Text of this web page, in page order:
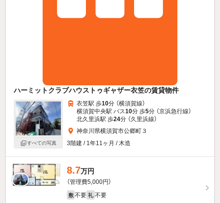
ハーミットクラブハウストゥギャザー衣笠の賃貸物件
すべての写真
衣笠駅 歩10分 （横須賀線）
横須賀中央駅 バス10分 歩5分 （京浜急行線）
北久里浜駅 歩24分 （久里浜線）
神奈川県横須賀市公郷町３
3階建 / 1年11ヶ月 / 木造
8.7万円
（管理費5,000円）
敷 不要 礼 不要